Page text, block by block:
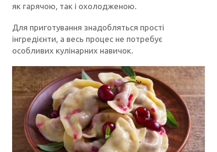
як гарячою, так і охолодженою.
Для приготування знадобляться прості
інгредієнти, а весь процес не потребує
особливих кулінарних навичок.